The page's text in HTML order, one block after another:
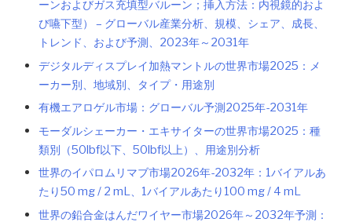
ーンおよびガス充填型バルーン；挿入方法：内視鏡的およ
び嚥下型） – グローバル産業分析、規模、シェア、成長、
トレンド、および予測、2023年～2031年
デジタルディスプレイ加熱マントルの世界市場2025：メ
ーカー別、地域別、タイプ・用途別
有機エアロゲル市場：グローバル予測2025年-2031年
モーダルシェーカー・エキサイターの世界市場2025：種
類別（50lbf以下、50lbf以上）、用途別分析
世界のイパロムリマブ市場2026年-2032年：1バイアルあ
たり50 mg / 2 mL、1バイアルあたり100 mg / 4 mL
世界の鉛合金はんだワイヤー市場2026年～2032年予測：